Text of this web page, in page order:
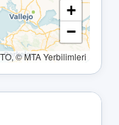
+
−
© MTA Yerbilimleri